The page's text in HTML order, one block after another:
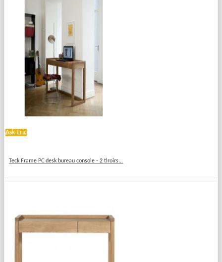
Ask Eric
Teck Frame PC desk bureau console - 2 tiroirs...